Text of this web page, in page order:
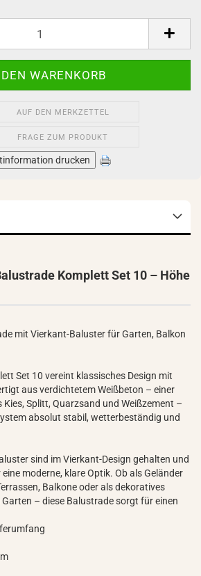
AUF DEN MERKZETTEL
FRAGE ZUM PRODUKT
drucken
Komplett Set 10 – Höhe
mit Vierkant-Baluster für Garten, Balkon
Set 10 vereint klassisches Design mit
aus verdichtetem Weißbeton – einer
Splitt, Quarzsand und Weißzement –
absolut stabil, wetterbeständig und
sind im Vierkant-Design gehalten und
moderne, klare Optik. Ob als Geländer
Balkone oder als dekoratives
– diese Balustrade sorgt für einen